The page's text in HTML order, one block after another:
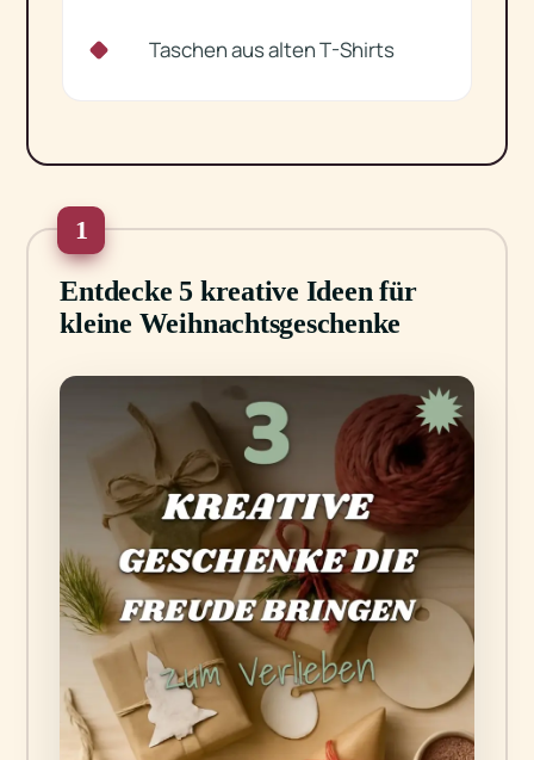
Taschen aus alten T-Shirts
1
Entdecke 5 kreative Ideen für
kleine Weihnachtsgeschenke